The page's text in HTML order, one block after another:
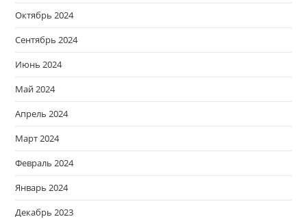
Октябрь 2024
Сентябрь 2024
Июнь 2024
Май 2024
Апрель 2024
Март 2024
Февраль 2024
Январь 2024
Декабрь 2023